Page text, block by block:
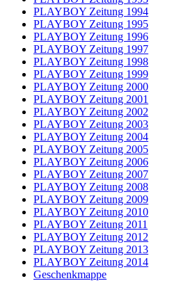
PLAYBOY Zeitung 1994
PLAYBOY Zeitung 1995
PLAYBOY Zeitung 1996
PLAYBOY Zeitung 1997
PLAYBOY Zeitung 1998
PLAYBOY Zeitung 1999
PLAYBOY Zeitung 2000
PLAYBOY Zeitung 2001
PLAYBOY Zeitung 2002
PLAYBOY Zeitung 2003
PLAYBOY Zeitung 2004
PLAYBOY Zeitung 2005
PLAYBOY Zeitung 2006
PLAYBOY Zeitung 2007
PLAYBOY Zeitung 2008
PLAYBOY Zeitung 2009
PLAYBOY Zeitung 2010
PLAYBOY Zeitung 2011
PLAYBOY Zeitung 2012
PLAYBOY Zeitung 2013
PLAYBOY Zeitung 2014
Geschenkmappe